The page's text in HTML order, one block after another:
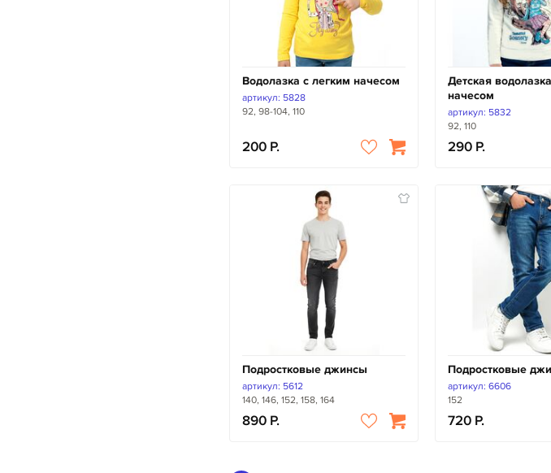
Водолазка с легким начесом
артикул: 5828
92, 98-104, 110
200
Детская
начесом
артикул: 5832
92, 110
290
Подростковые джинсы
артикул: 5612
140, 146, 152, 158, 164
890
Подростковые
артикул: 6606
152
720